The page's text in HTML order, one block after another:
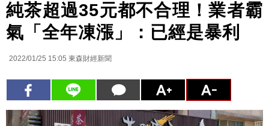
純茶超過35元都不合理！業者霸
氣「全年凍漲」：已經是暴利
2022/01/25 15:05 東森財經新聞